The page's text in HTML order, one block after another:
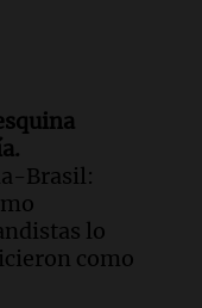
para
Pablo II
XIV y una
Brasil:
lo
como